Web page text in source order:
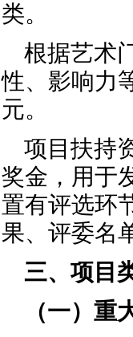
类。
根据艺术
性、影响力
元。
项目扶持
奖金，用于
置有评选环
果、评委名
三、项目
（一）重